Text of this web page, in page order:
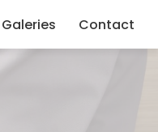
Galeries Contact